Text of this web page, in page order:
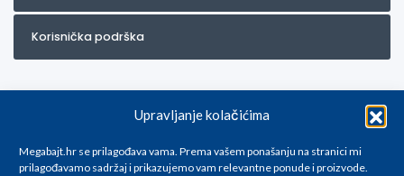
Upravljanje kolačićima
Megabajt.hr se prilagođava vama. Prema vašem ponašanju na stranici mi
prilagođavamo sadržaj i prikazujemo vam relevantne ponude i proizvode.
Korisnička podrška